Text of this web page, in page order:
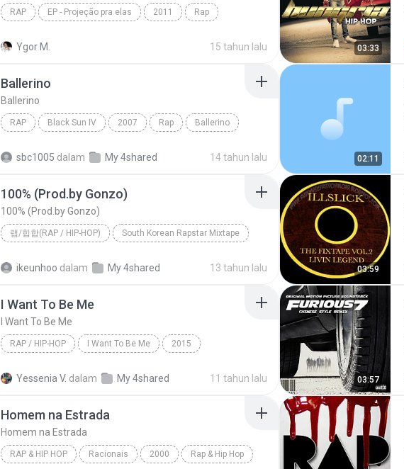
RAP EP - Projeção pra elas 2011 Rap
Ygor M. 15 tahun lalu 03:33
Ballerino
Ballerino
RAP Black Sun IV 2007 Rap Ballerino
sbc1005 dalam My 4shared 14 tahun lalu 02:11
100% (Prod.by Gonzo)
100% (Prod.by Gonzo)
랩/힙합(RAP / HIP-HOP) South Korean Rapstar Mixtape
ikeunhoo dalam My 4shared 13 tahun lalu 03:59
I Want To Be Me
I Want To Be Me
RAP / HIP-HOP I Want To Be Me 2015
Yessenia V. dalam My 4shared 11 tahun lalu 03:57
Homem na Estrada
Homem na Estrada
RAP & HIP HOP Racionais 2000 Rap & Hip Hop